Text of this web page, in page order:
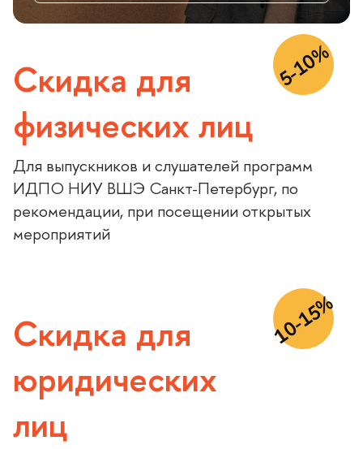
Скидка для
физических лиц
5-10%
Для выпускников и слушателей программ
ИДПО НИУ ВШЭ Санкт-Петербург, по
рекомендации, при посещении открытых
мероприятий
Скидка для
юридических
лиц
10-15%